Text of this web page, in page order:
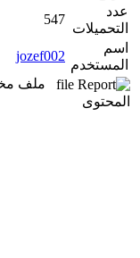
عدد
التحميلات
547
اسم
المستخدم
jozef002
ملف
المحتوى